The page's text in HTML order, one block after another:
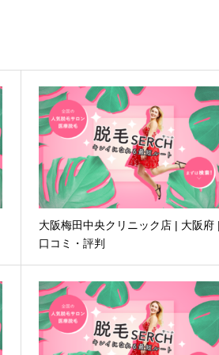
大阪梅田中央クリニック店 | 大阪府
口コミ・評判